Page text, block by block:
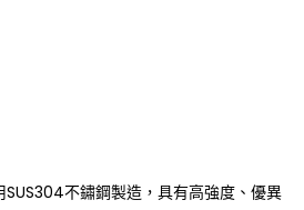
不鏽鋼製造，具有高強度、優異